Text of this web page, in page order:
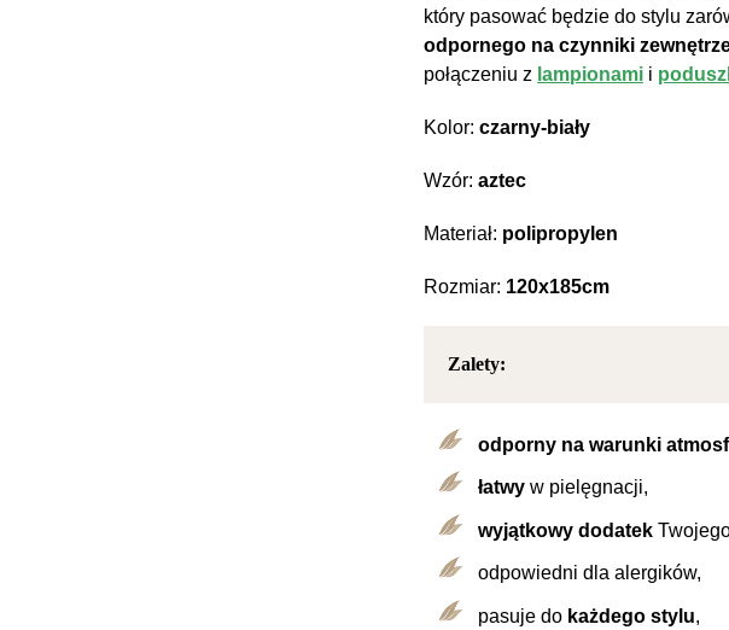
który pasować będzie do stylu
odpornego na czynniki
połączeniu z lampionami i
Kolor: czarny-biały
Wzór: aztec
Materiał: polipropylen
Rozmiar: 120x185cm
Zalety:
odporny na warunki
łatwy w pielęgnacji,
wyjątkowy dodatek
odpowiedni dla alergików,
pasuje do każdego stylu,